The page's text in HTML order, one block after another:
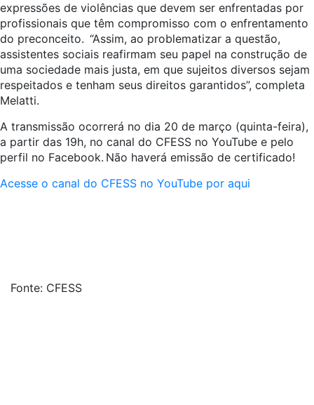
expressões de violências que devem ser enfrentadas por
profissionais que têm compromisso com o enfrentamento
do preconceito. “Assim, ao problematizar a questão,
assistentes sociais reafirmam seu papel na construção de
uma sociedade mais justa, em que sujeitos diversos sejam
respeitados e tenham seus direitos garantidos”, completa
Melatti.
A transmissão ocorrerá no dia 20 de março (quinta-feira),
a partir das 19h, no canal do CFESS no YouTube e pelo
perfil no Facebook. Não haverá emissão de certificado!
Acesse o canal do CFESS no YouTube por aqui
Fonte: CFESS